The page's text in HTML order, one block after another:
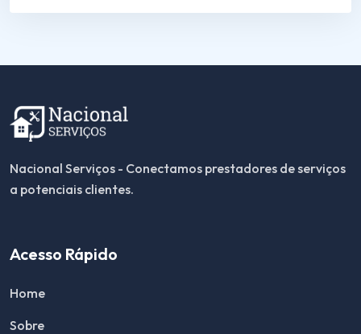
Nacional Serviços - Conectamos prestadores de serviços
a potenciais clientes.
Acesso Rápido
Home
Sobre